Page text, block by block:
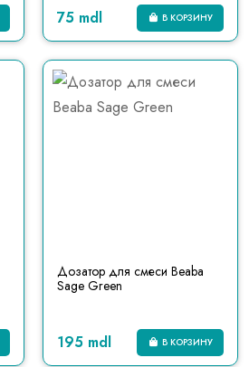
75 mdl В КОРЗИНУ
Дозатор для смеси Beaba
Sage Green
195 mdl В КОРЗИНУ